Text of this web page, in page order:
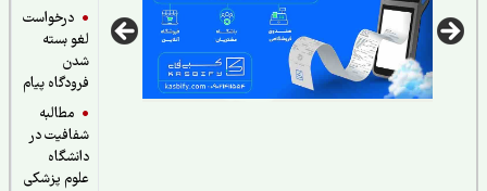
درخواست
لغو بسته
فرودگاه پیام
مطالبه
شفافیت در
دانشگاه
علوم پزشکی